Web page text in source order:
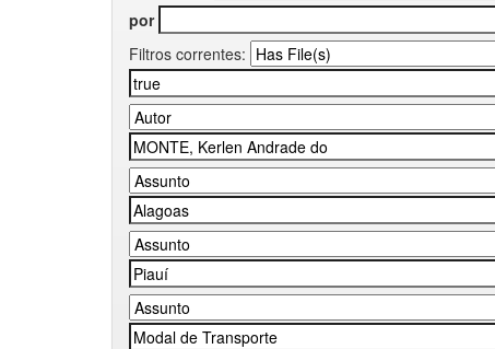
por
Filtros correntes: